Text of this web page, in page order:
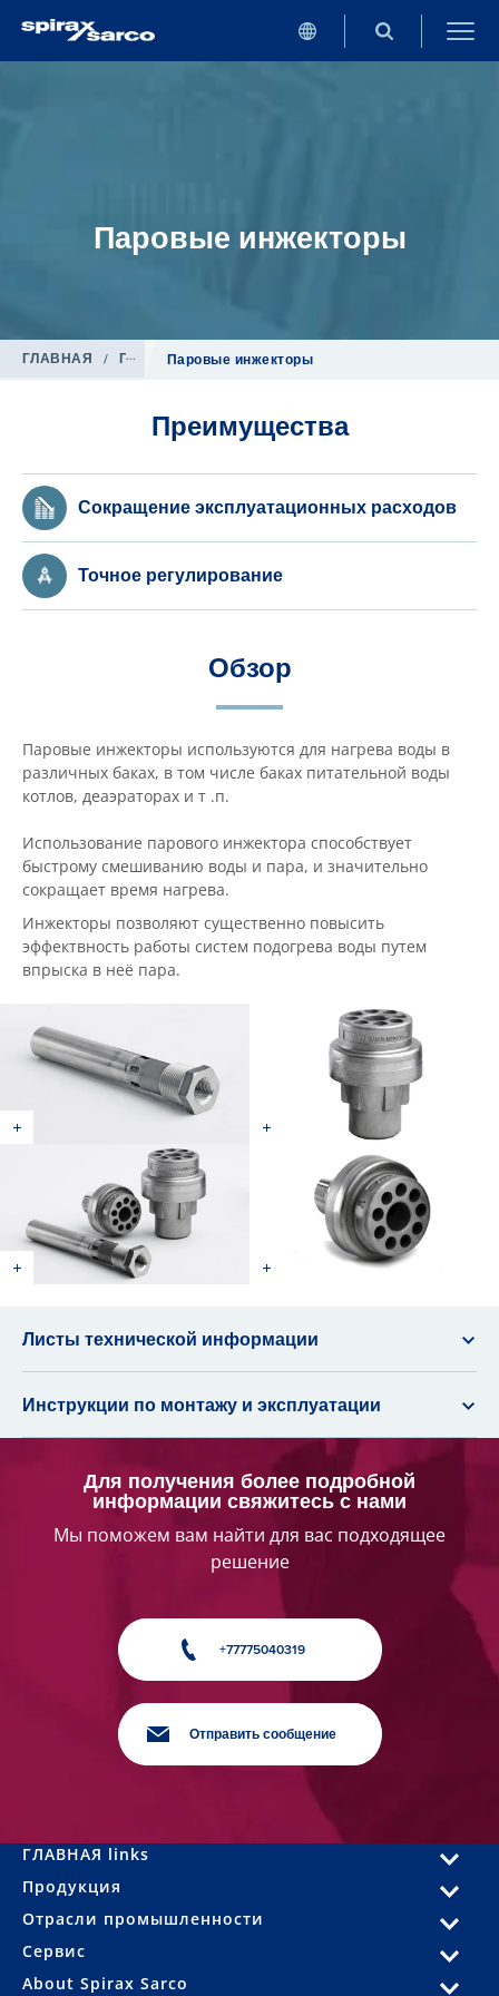
Паровые инжекторы
ГЛАВНАЯ / Продукция / Котельное оборудование
Паровые инжекторы
Преимущества
Сокращение эксплуатационных расходов
Точное регулирование
Обзор
Паровые инжекторы используются для нагрева воды в
различных баках, в том числе баках питательной воды
котлов, деаэраторах и т .п.
Использование парового инжектора способствует
быстрому cмешиванию воды и пара, и значительно
сокращает время нагрева.
Инжекторы позволяют существенно повысить
эффектвность работы систем подогрева воды путем
впрыска в неё пара.
Листы технической информации
Инструкции по монтажу и эксплуатации
Для получения более подробной
информации свяжитесь с нами
Мы поможем вам найти для вас подходящее
решение
+77775040319
Отправить сообщение
ГЛАВНАЯ links
Продукция
Отрасли промышленности
Сервис
About Spirax Sarco